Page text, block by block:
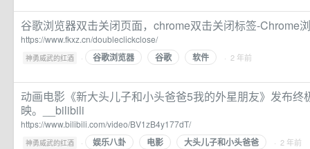
谷歌浏览器双击关闭页面，chrome双击关闭标签-Chrome
https://www.fkxz.cn/doubleclickclose/
神勇威武的红酒 · 谷歌浏览器 谷歌 软件 · 2 年前
动画电影《新大头儿子和小头爸爸5我的外星朋友》发布终
映。__bilibili
https://www.bilibili.com/video/BV1zB4y177dT/
神勇威武的红酒 · 娱乐八卦 电影 大头儿子和小头爸爸 · 2 年前